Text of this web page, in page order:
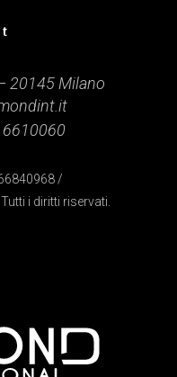
20145 Milano
/
i diritti riservati.